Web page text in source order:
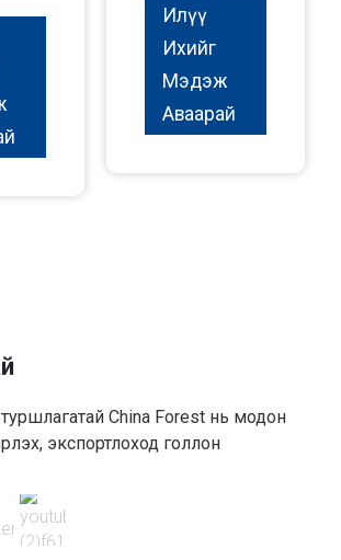
Илүү
Ихийг
Мэдэж
Аваарай
China Forest нь модон
экспортлоход голлон